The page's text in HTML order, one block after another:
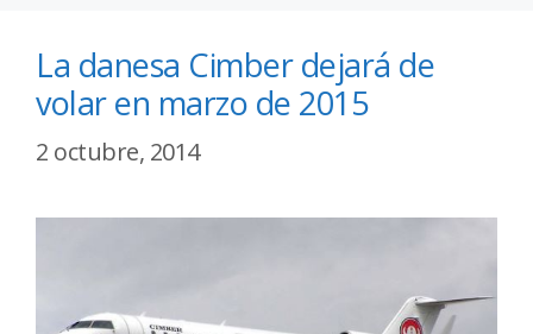
La danesa Cimber dejará de
volar en marzo de 2015
2 octubre, 2014